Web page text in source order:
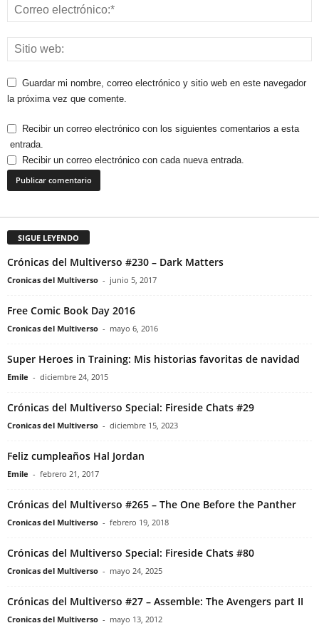
Guardar mi nombre, correo electrónico y sitio web en este navegador
la próxima vez que comente.
Recibir un correo electrónico con los siguientes comentarios a esta
entrada.
Recibir un correo electrónico con cada nueva entrada.
SIGUE LEYENDO
Crónicas del Multiverso #230 – Dark Matters
Cronicas del Multiverso - junio 5, 2017
Free Comic Book Day 2016
Cronicas del Multiverso - mayo 6, 2016
Super Heroes in Training: Mis historias favoritas de navidad
Emile - diciembre 24, 2015
Crónicas del Multiverso Special: Fireside Chats #29
Cronicas del Multiverso - diciembre 15, 2023
Feliz cumpleaños Hal Jordan
Emile - febrero 21, 2017
Crónicas del Multiverso #265 – The One Before the Panther
Cronicas del Multiverso - febrero 19, 2018
Crónicas del Multiverso Special: Fireside Chats #80
Cronicas del Multiverso - mayo 24, 2025
Crónicas del Multiverso #27 – Assemble: The Avengers part II
Cronicas del Multiverso - mayo 13, 2012